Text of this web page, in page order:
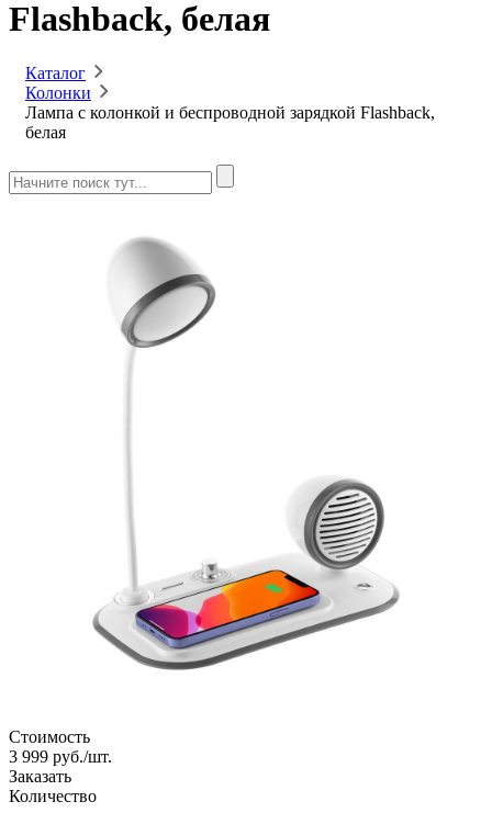
Flashback, белая
Каталог
Колонки
Лампа с колонкой и беспроводной зарядкой Flashback,
белая
Стоимость
3 999 руб./шт.
Заказать
Количество